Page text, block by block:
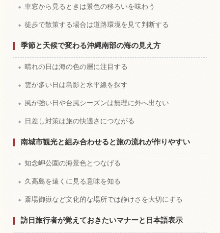
車窓から見るときは景色の移ろいを味わう
徒歩で散策する場合は道路環境を見て判断する
季節と天候で変わる沖縄南部の海の見え方
晴れの日は海の色の層に注目する
雲が多い日は島影と水平線を探す
風が強い日や台風シーズンは無理に外へ出ない
日差し対策は旅の快適さにつながる
南城市観光と組み合わせると旅の流れが作りやすい
知念岬公園の海景色とつなげる
久高島を遠くに見る意味を知る
斎場御嶽など文化的な場所では静けさを大切にする
訪日旅行者が覚えておきたいマナーと日本語表示